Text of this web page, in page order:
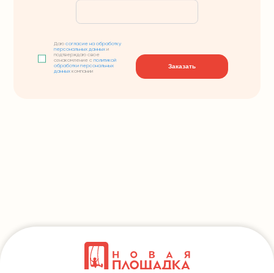
Даюсогласие на обработку
персональных данных и
подтверждаю свое
ознакомление сполитикой
обработки персональных
данных компании
Заказать